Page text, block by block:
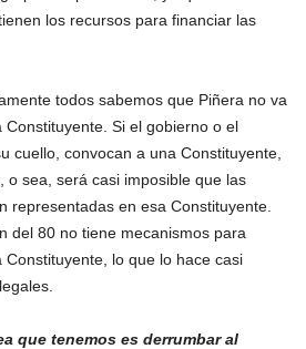
los recursos para financiar las
todos sabemos que Piñera no va
Si el gobierno o el
cuello, convocan a una Constituyente,
o sea, será casi imposible que las
representadas en esa Constituyente.
del 80 no tiene mecanismos para
lo que lo hace casi
que tenemos es derrumbar al